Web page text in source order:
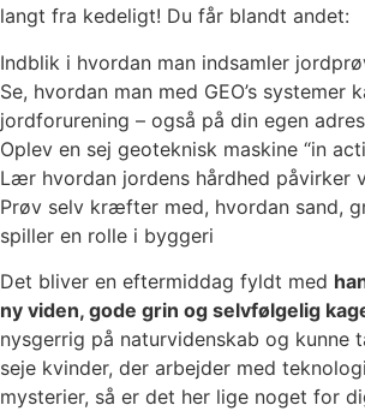
langt fra kedeligt! Du får blandt andet:
Indblik i hvordan man indsamler
Se, hvordan man med GEO’s systemer
jordforurening – også på din egen
Oplev en sej geoteknisk maskine “in
Lær hvordan jordens hårdhed påvirker
Prøv selv kræfter med, hvordan sand,
spiller en rolle i byggeri
Det bliver en eftermiddag fyldt med
ny viden, gode grin og selvfølgelig
nysgerrig på naturvidenskab og kunne
seje kvinder, der arbejder med
mysterier, så er det her lige noget for